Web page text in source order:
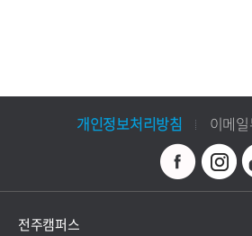
개인정보처리방침 이메
전주캠퍼스